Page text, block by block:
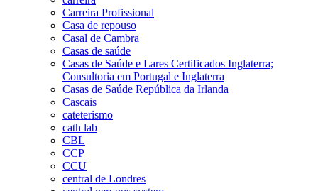
Carreira Profissional
Casa de repouso
Casal de Cambra
Casas de saúde
Casas de Saúde e Lares Certificados Inglaterra;
Consultoria em Portugal e Inglaterra
Casas de Saúde República da Irlanda
Cascais
cateterismo
cath lab
CBL
CCP
CCU
central de Londres